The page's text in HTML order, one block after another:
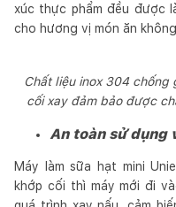
xúc thực phẩm đều được
cho hương vị món ăn
Chất liệu inox 304
cối xay đảm bảo được
An toàn sử dụng
Máy làm sữa hạt mini
khớp cối thì máy mới đi